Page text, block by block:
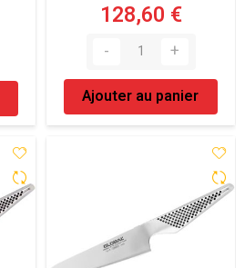
128,60 €
Ajouter au panier